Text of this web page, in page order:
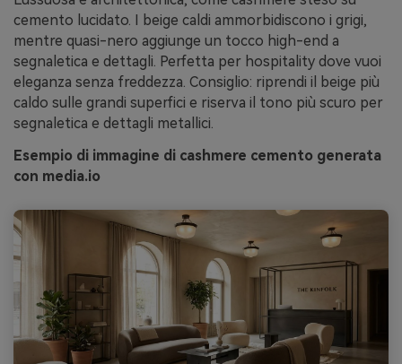
cemento lucidato. I beige caldi ammorbidiscono i grigi,
mentre quasi-nero aggiunge un tocco high-end a
segnaletica e dettagli. Perfetta per hospitality dove vuoi
eleganza senza freddezza. Consiglio: riprendi il beige più
caldo sulle grandi superfici e riserva il tono più scuro per
segnaletica e dettagli metallici.
Esempio di immagine di cashmere cemento generata
con media.io